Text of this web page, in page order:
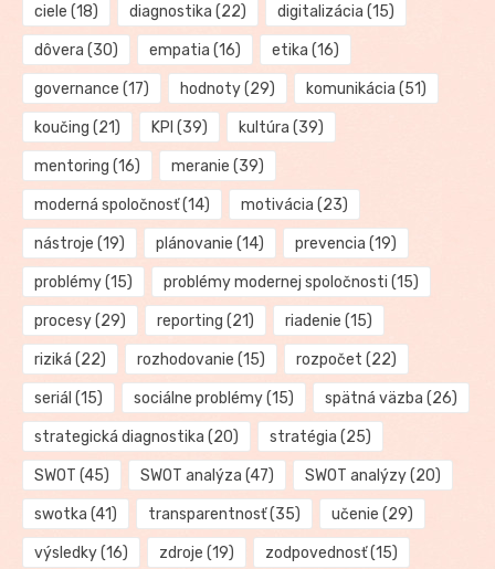
ciele (18) diagnostika (22) digitalizácia (15)
dôvera (30) empatia (16) etika (16)
governance (17) hodnoty(29) komunikácia (51)
koučing (21) KPI (39) kultúra (39)
mentoring (16) meranie (39)
moderná spoločnosť(14) motivácia (23)
nástroje (19) plánovanie (14) prevencia (19)
problémy(15) problémy modernej spoločnosti (15)
procesy(29) reporting (21) riadenie (15)
riziká (22) rozhodovanie (15) rozpočet (22)
seriál (15) sociálne problémy(15) spätná väzba (26)
strategická diagnostika (20) stratégia (25)
SWOT (45) SWOT analýza (47) SWOT analýzy(20)
swotka (41) transparentnosť(35) učenie (29)
výsledky(16) zdroje (19) zodpovednosť(15)